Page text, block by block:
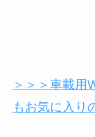
＞＞＞車載用
もお気に入り